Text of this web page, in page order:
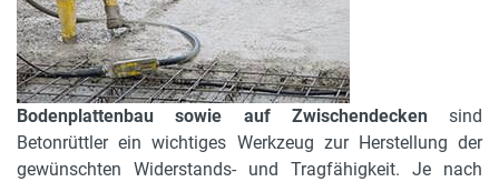
Bodenplattenbau sowie auf Zwischendeckensind
Betonrüttler ein wichtiges Werkzeug zur Herstellung der
gewünschten Widerstands- und Tragfähigkeit. Je nach